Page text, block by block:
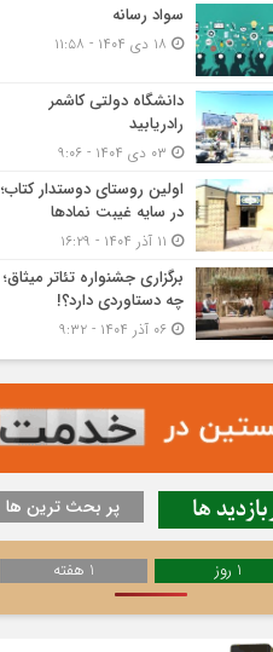
سواد رسانه
دانشگاه دولتی کاشمر‌
رادریابید
اولین روستای دوستدار کتاب؛
در سایه غیبت نمادها
برگزاری جشنواره تئاتر میثاق؛
چه دستاوردی دارد؟!
ها پر بحث ترین ها
1 روز 1 هفته